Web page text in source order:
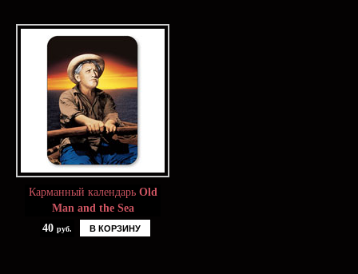
Карманный календарь Old
Man and the Sea
40 руб. В КОРЗИНУ